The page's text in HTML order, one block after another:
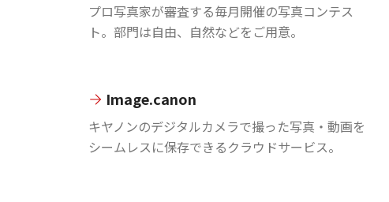
プロ写真家が審査する毎月開催の写真コンテス
ト。部門は自由、自然などをご用意。
Image.canon
キヤノンのデジタルカメラで撮った写真・動画を
シームレスに保存できるクラウドサービス。